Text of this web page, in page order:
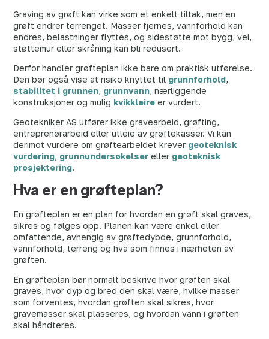
Graving av grøft kan virke som et enkelt tiltak, men en
grøft endrer terrenget. Masser fjernes, vannforhold kan
endres, belastninger flyttes, og sidestøtte mot bygg, vei,
støttemur eller skråning kan bli redusert.
Derfor handler grøfteplan ikke bare om praktisk utførelse.
Den bør også vise at risiko knyttet til grunnforhold,
stabilitet i grunnen, grunnvann, nærliggende
konstruksjoner og mulig kvikkleire er vurdert.
Geotekniker AS utfører ikke gravearbeid, grøfting,
entreprenørarbeid eller utleie av grøftekasser. Vi kan
derimot vurdere om grøftearbeidet krever geoteknisk
vurdering, grunnundersøkelser eller geoteknisk
prosjektering.
Hva er en grøfteplan?
En grøfteplan er en plan for hvordan en grøft skal graves,
sikres og følges opp. Planen kan være enkel eller
omfattende, avhengig av grøftedybde, grunnforhold,
vannforhold, terreng og hva som finnes i nærheten av
grøften.
En grøfteplan bør normalt beskrive hvor grøften skal
graves, hvor dyp og bred den skal være, hvilke masser
som forventes, hvordan grøften skal sikres, hvor
gravemasser skal plasseres, og hvordan vann i grøften
skal håndteres.